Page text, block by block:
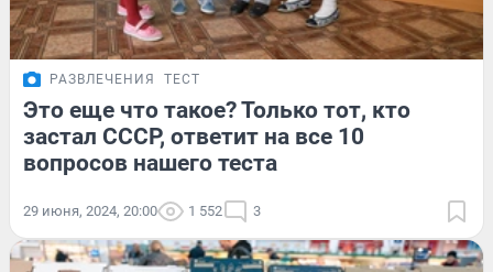
РАЗВЛЕЧЕНИЯ ТЕСТ
Это еще что такое? Только тот, кто
застал СССР, ответит на все 10
вопросов нашего теста
29 июня, 2024, 20:00 1 552 3